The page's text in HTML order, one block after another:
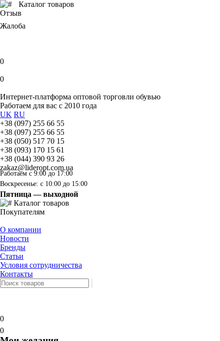
Каталог товаров
Отзыв
Жалоба
0
0
Интернет-платформа оптовой торговли обувью
Работаем для вас с 2010 года
UK RU
+38 (097) 255 66 55
+38 (097) 255 66 55
+38 (050) 517 70 15
+38 (093) 170 15 61
+38 (044) 390 93 26
zakaz@lideropt.com.ua
Работаем с 9:00 до 17:00
Воскресенье: с 10:00 до 15:00
Пятница — выходной
Каталог товаров
Покупателям
О компании
Новости
Бренды
Статьи
Условия сотрудничества
Контакты
0
0